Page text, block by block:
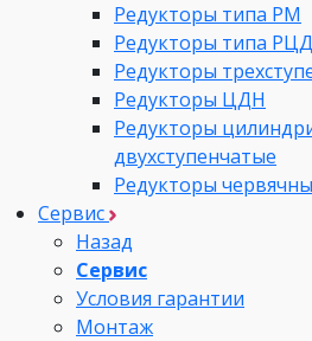
Редукторы типа РМ
Редукторы типа РЦД
Редукторы
Редукторы ЦДН
Редукторы
двухступенчатые
Редукторы
Сервис
Назад
Сервис
Условия гарантии
Монтаж